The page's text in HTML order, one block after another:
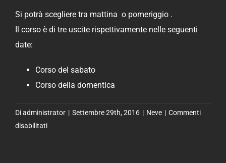
Si potrà scegliere tra mattina o pomeriggio .
Il corso è di tre uscite rispettivamente nelle seguenti
date:
Corso del sabato
Corso della domentica
Diadministrator | Settembre 29th, 2016 | Neve | Commenti
disabilitatisu